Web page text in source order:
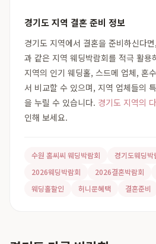
경기도 지역 결혼 준비 정보
경기도 지역에서 결혼을 준비하신다
과 같은 지역 웨딩박람회를 적극 활용
지역의 인기 웨딩홀, 스드메 업체, 혼
서 비교할 수 있으며, 지역 업체들의
을 누릴 수 있습니다. 경기도 지역의
인해 보세요.
수원 홈씨씨 웨딩박람회 경기도웨딩박
2026웨딩박람회
2026결혼박람회
웨딩홀할인
허니문혜택 결혼준비